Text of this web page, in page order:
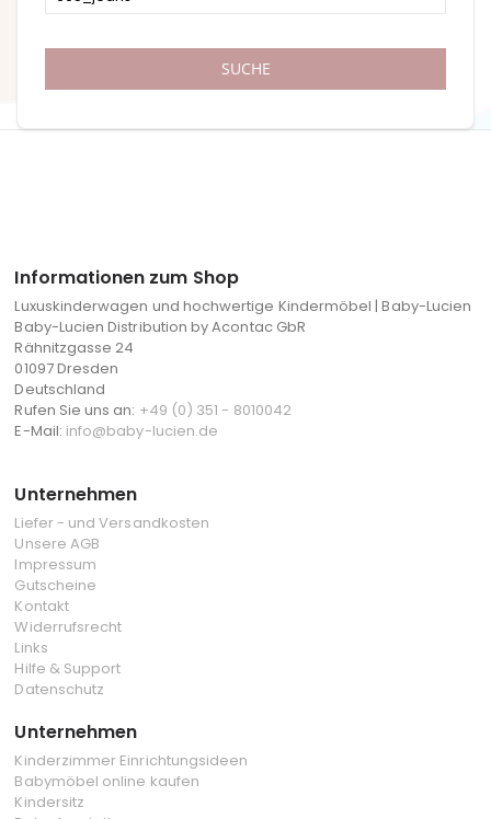
SUCHE
Informationen zum Shop
Luxuskinderwagen und hochwertige Kindermöbel | Baby-Lucien
Baby-Lucien Distribution by Acontac GbR
Rähnitzgasse 24
01097 Dresden
Deutschland
Rufen Sie uns an: +49 (0) 351 - 8010042
E-Mail: info@baby-lucien.de
Unternehmen
Liefer - und Versandkosten
Unsere AGB
Impressum
Gutscheine
Kontakt
Widerrufsrecht
Links
Hilfe & Support
Datenschutz
Unternehmen
Kinderzimmer Einrichtungsideen
Babymöbel online kaufen
Kindersitz